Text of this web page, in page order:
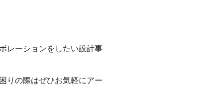
レーションをしたい設計事
りの際はぜひお気軽にアー